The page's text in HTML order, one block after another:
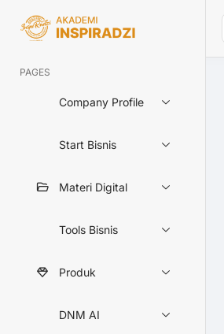
PAGES
Company Profile
Start Bisnis
Materi Digital
Tools Bisnis
Produk
DNM AI